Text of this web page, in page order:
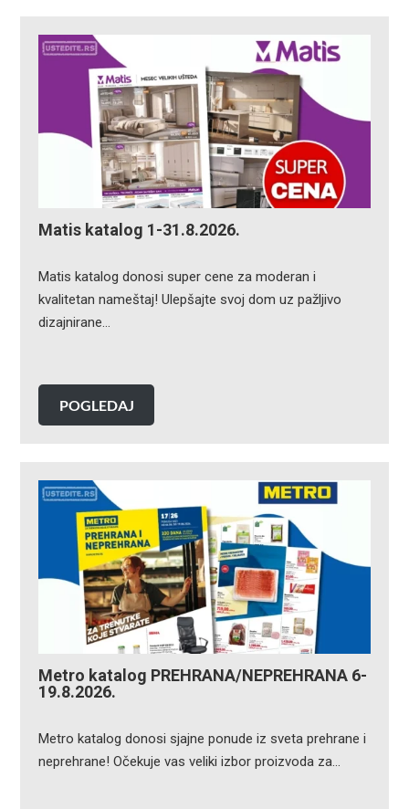
Matis katalog 1-31.8.2026.
Matis katalog donosi super cene za moderan i
kvalitetan nameštaj! Ulepšajte svoj dom uz pažljivo
dizajnirane…
POGLEDAJ
Metro katalog PREHRANA/NEPREHRANA 6-
19.8.2026.
Metro katalog donosi sjajne ponude iz sveta prehrane i
neprehrane! Očekuje vas veliki izbor proizvoda za…